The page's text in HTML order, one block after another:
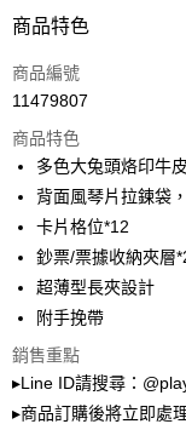
付款方式
信用卡一次付款
LINE Pay
Apple Pay
街口支付
Google Pay
相關說明
【大哥付你分期使用說明
1.本服務由台灣大哥大提
ATM付款
商品特色
商品編號
11479807
商品特色
多色大兔頭烙印牛
背面風琴片拉鍊袋
卡片格位*12
鈔票/票據收納夾層
超薄型長夾設計
附手挽帶
銷售重點
▸Line ID請搜尋：
▸商品訂購後將立即處